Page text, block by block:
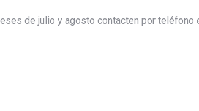
de julio y agosto contacten por teléfono